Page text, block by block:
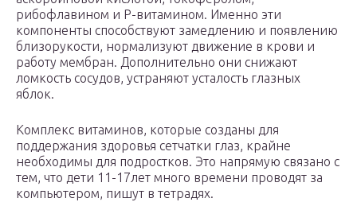
рибофлавином и Р-витамином. Именно эти
компоненты способствуют замедлению и появлению
близорукости, нормализуют движение в крови и
работу мембран. Дополнительно они снижают
ломкость сосудов, устраняют усталость глазных
яблок.
Комплекс витаминов, которые созданы для
поддержания здоровья сетчатки глаз, крайне
необходимы для подростков. Это напрямую связано с
тем, что дети 11-17лет много времени проводят за
компьютером, пишут в тетрадях.